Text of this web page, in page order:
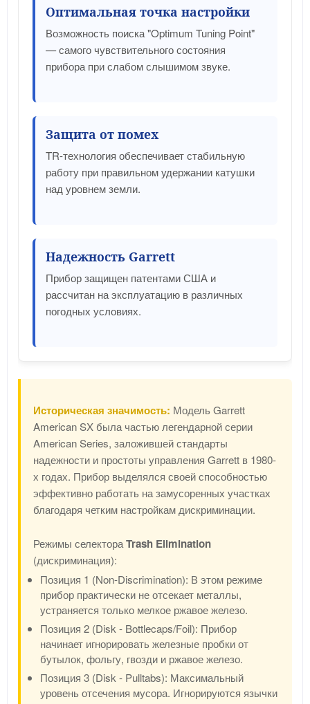
Оптимальная точка настройки
Возможность поиска "Optimum Tuning Point"
— самого чувствительного состояния
прибора при слабом слышимом звуке.
Защита от помех
TR-технология обеспечивает стабильную
работу при правильном удержании катушки
над уровнем земли.
Надежность Garrett
Прибор защищен патентами США и
рассчитан на эксплуатацию в различных
погодных условиях.
Историческая значимость: Модель Garrett
American SX была частью легендарной серии
American Series, заложившей стандарты
надежности и простоты управления Garrett в 1980-
х годах. Прибор выделялся своей способностью
эффективно работать на замусоренных участках
благодаря четким настройкам дискриминации.
Режимы селектораTrash Elimination
(дискриминация):
Позиция 1 (Non-Discrimination): В этом режиме
прибор практически не отсекает металлы,
устраняется только мелкое ржавое железо.
Позиция 2 (Disk - Bottlecaps/Foil): Прибор
начинает игнорировать железные пробки от
бутылок, фольгу, гвозди и ржавое железо.
Позиция 3 (Disk - Pulltabs): Максимальный
уровень отсечения мусора. Игнорируются язычки